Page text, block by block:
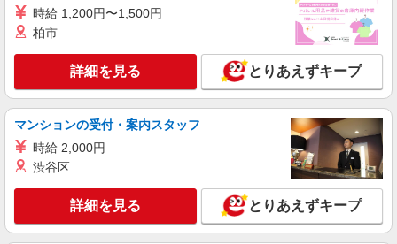
時給 1,200円〜1,500円
柏市
詳細を見る とりあえずキープ
マンションの受付・案内スタッフ
時給 2,000円
渋谷区
詳細を見る とりあえずキープ